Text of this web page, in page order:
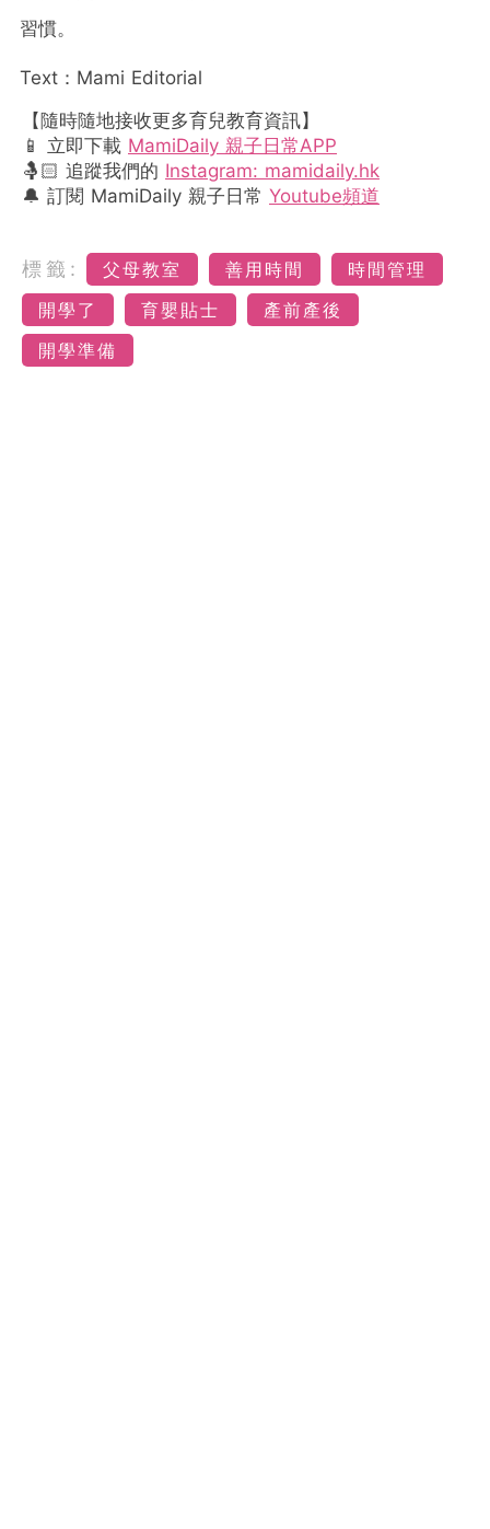
習慣。
Text：Mami Editorial
【隨時隨地接收更多育兒教育資訊】
📱 立即下載 MamiDaily 親子日常APP
🤱🏻 追蹤我們的 Instagram: mamidaily.hk
🔔 訂閱 MamiDaily 親子日常 Youtube頻道
標籤: 父母教室 善用時間
時間管理
開學了
育嬰貼士
產前產後
開學準備